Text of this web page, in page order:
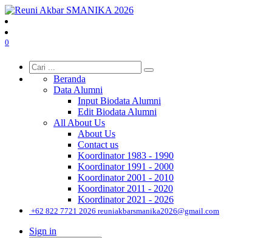
0
Beranda
Data Alumni
Input Biodata Alumni
Edit Biodata Alumni
All About Us
About Us
Contact us
Koordinator 1983 - 1990
Koordinator 1991 - 2000
Koordinator 2001 - 2010
Koordinator 2011 - 2020
Koordinator 2021 - 2026
+62 822 7721 2026 reuniakbarsmanika2026@gmail.com
Sign in